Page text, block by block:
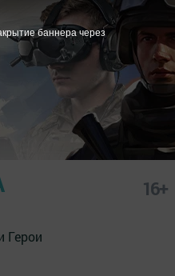
16+
Герои
баннера через